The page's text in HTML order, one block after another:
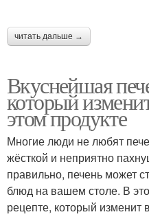
читать дальше →
Вкуснейшая
который
этом продукте
Многие люди не любят
жёсткой и неприятно
правильно, печень может
блюд на вашем столе. В
рецепте, который